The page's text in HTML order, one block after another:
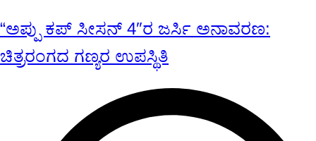
“ಅಪ್ಪು ಕಪ್ ಸೀಸನ್ 4″ರ ಜರ್ಸಿ ಅನಾವರಣ:
ಚಿತ್ರರಂಗದ ಗಣ್ಯರ ಉಪಸ್ಥಿತಿ